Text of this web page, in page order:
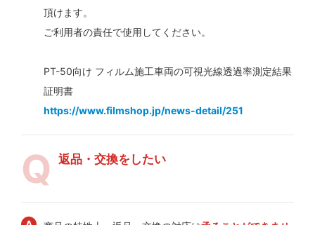
頂けます。
ご利用者の責任で使用してください。
PT-50向け フィルム施工車両の可視光線透過率測定結果
証明書
https://www.filmshop.jp/news-detail/251
返品・交換をしたい